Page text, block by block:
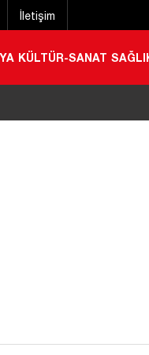
İletişim
KÜLTÜR-SANAT
gibi saplandı